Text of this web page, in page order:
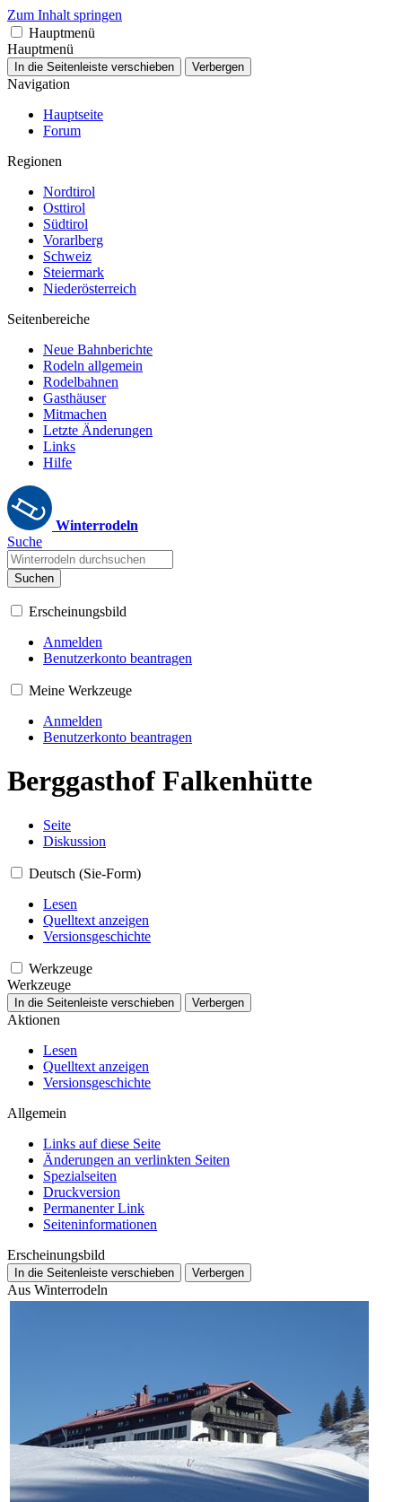
Zum Inhalt springen
Hauptmenü
Hauptmenü
In die Seitenleiste verschieben Verbergen
Navigation
Hauptseite
Forum
Regionen
Nordtirol
Osttirol
Südtirol
Vorarlberg
Schweiz
Steiermark
Niederösterreich
Seitenbereiche
Neue Bahnberichte
Rodeln allgemein
Rodelbahnen
Gasthäuser
Mitmachen
Letzte Änderungen
Links
Hilfe
Winterrodeln
Suche
Suchen
Erscheinungsbild
Anmelden
Benutzerkonto beantragen
Meine Werkzeuge
Anmelden
Benutzerkonto beantragen
Berggasthof Falkenhütte
Seite
Diskussion
Deutsch (Sie-Form)
Lesen
Quelltext anzeigen
Versionsgeschichte
Werkzeuge
Werkzeuge
In die Seitenleiste verschieben Verbergen
Aktionen
Lesen
Quelltext anzeigen
Versionsgeschichte
Allgemein
Links auf diese Seite
Änderungen an verlinkten Seiten
Spezialseiten
Druckversion
Permanenter Link
Seiten­­informationen
Erscheinungsbild
In die Seitenleiste verschieben Verbergen
Aus Winterrodeln